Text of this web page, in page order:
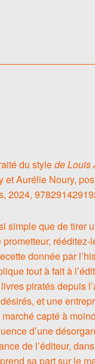
du stylede Louis
et Aurélie Noury,
2024,
simple que de tirer
rééditez-
donnée par
tout à fait à
piratés depuis
et une
capté à
d’une
de l’éditeur,
sa part sur le